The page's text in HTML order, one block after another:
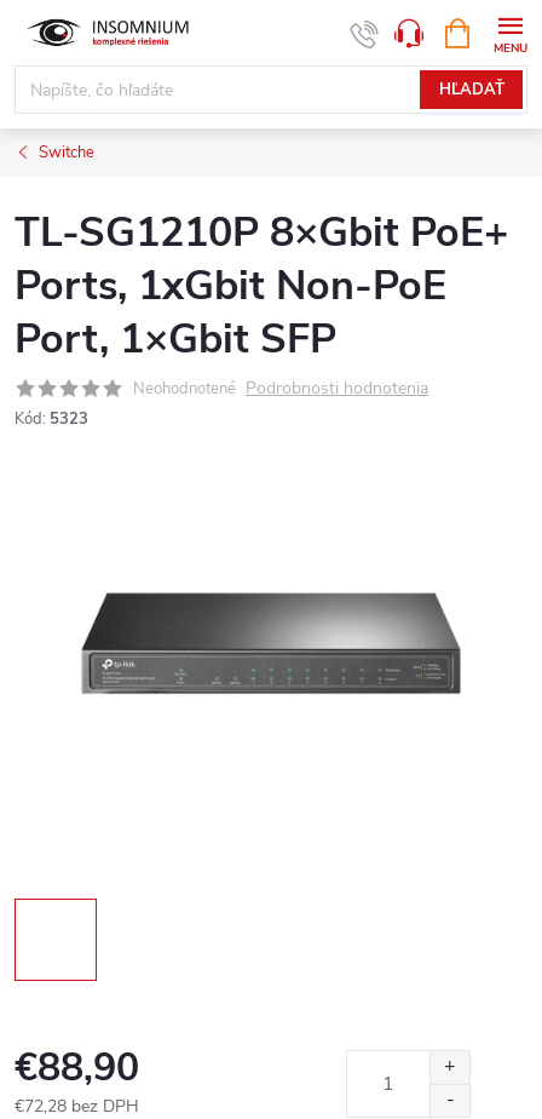
obsah
HĽADAŤ
KOŠÍK
Switche
TL-SG1210P 8×Gbit PoE+
Ports, 1xGbit Non-PoE
Port, 1×Gbit SFP
Neohodnotené Podrobnosti hodnotenia
Kód: 5323
€88,90
€72,28 bez DPH
www.insomnium.sk - Chat